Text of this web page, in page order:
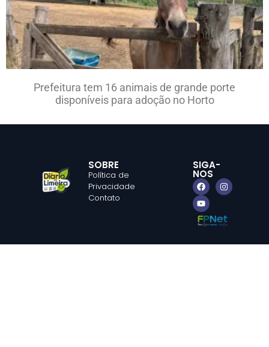
Prefeitura tem 16 animais de grande porte
disponíveis para adoção no Horto
SOBRE
Política de
Privacidade
Contato
SIGA-
NOS